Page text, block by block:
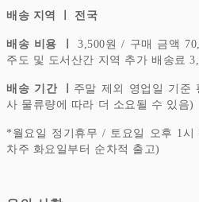
배송 지역 ㅣ 전국
배송 비용 ㅣ3,500원 / 구매 금액
주도 및 도서산간 지역 추가 배송료
배송 기간 ㅣ 주말 제외 영업일 기준
사 물류량에 따라 더 소요될 수 있음)
* 월요일 정기휴무 / 토요일 오후 1
차주 화요일부터 순차적 출고)